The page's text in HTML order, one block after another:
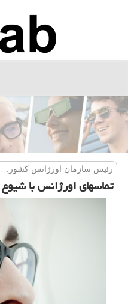
رئیس سازمان اورژانس كشور:
تماسهای اورژانس با شیوع